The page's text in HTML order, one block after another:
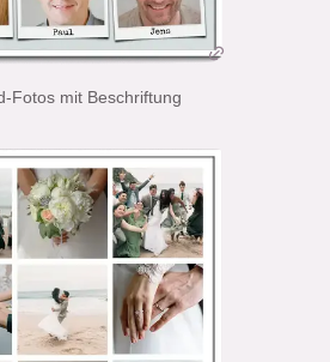
Fotos mit Beschriftung